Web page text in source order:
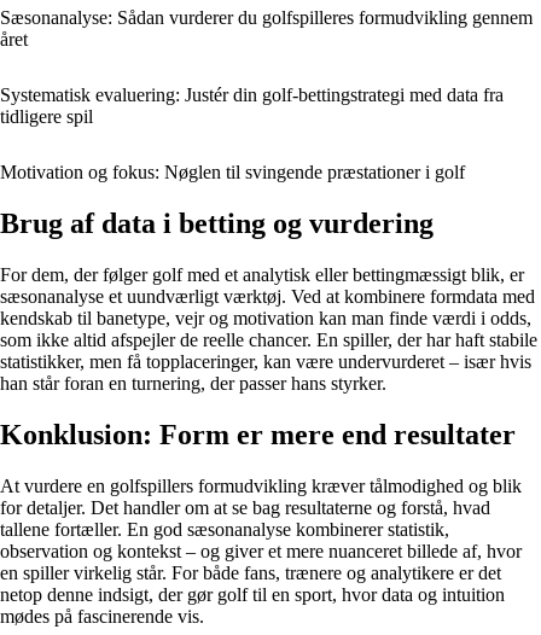
Sæsonanalyse: Sådan vurderer du golfspilleres formudvikling gennem
året
Systematisk evaluering: Justér din golf-bettingstrategi med data fra
tidligere spil
Motivation og fokus: Nøglen til svingende præstationer i golf
Brug af data i betting og vurdering
For dem, der følger golf med et analytisk eller bettingmæssigt blik, er
sæsonanalyse et uundværligt værktøj. Ved at kombinere formdata med
kendskab til banetype, vejr og motivation kan man finde værdi i odds,
som ikke altid afspejler de reelle chancer. En spiller, der har haft stabile
statistikker, men få topplaceringer, kan være undervurderet – især hvis
han står foran en turnering, der passer hans styrker.
Konklusion: Form er mere end resultater
At vurdere en golfspillers formudvikling kræver tålmodighed og blik
for detaljer. Det handler om at se bag resultaterne og forstå, hvad
tallene fortæller. En god sæsonanalyse kombinerer statistik,
observation og kontekst – og giver et mere nuanceret billede af, hvor
en spiller virkelig står. For både fans, trænere og analytikere er det
netop denne indsigt, der gør golf til en sport, hvor data og intuition
mødes på fascinerende vis.